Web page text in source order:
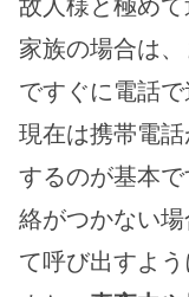
故人様と極め
家族の場合は
ですぐに電話で
現在は携帯電
するのが基本
絡がつかない
て呼び出すよう